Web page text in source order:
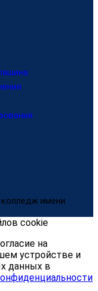
имени
cookie
на
устройстве и
данных в